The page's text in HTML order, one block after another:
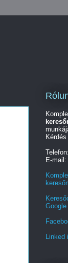
Telefon:
E-